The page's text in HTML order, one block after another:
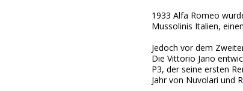
1933 Alfa Romeo
Mussolinis Italien,
Jedoch vor dem
Die Vittorio Jano
P3, der seine ersten
Jahr von Nuvolari und